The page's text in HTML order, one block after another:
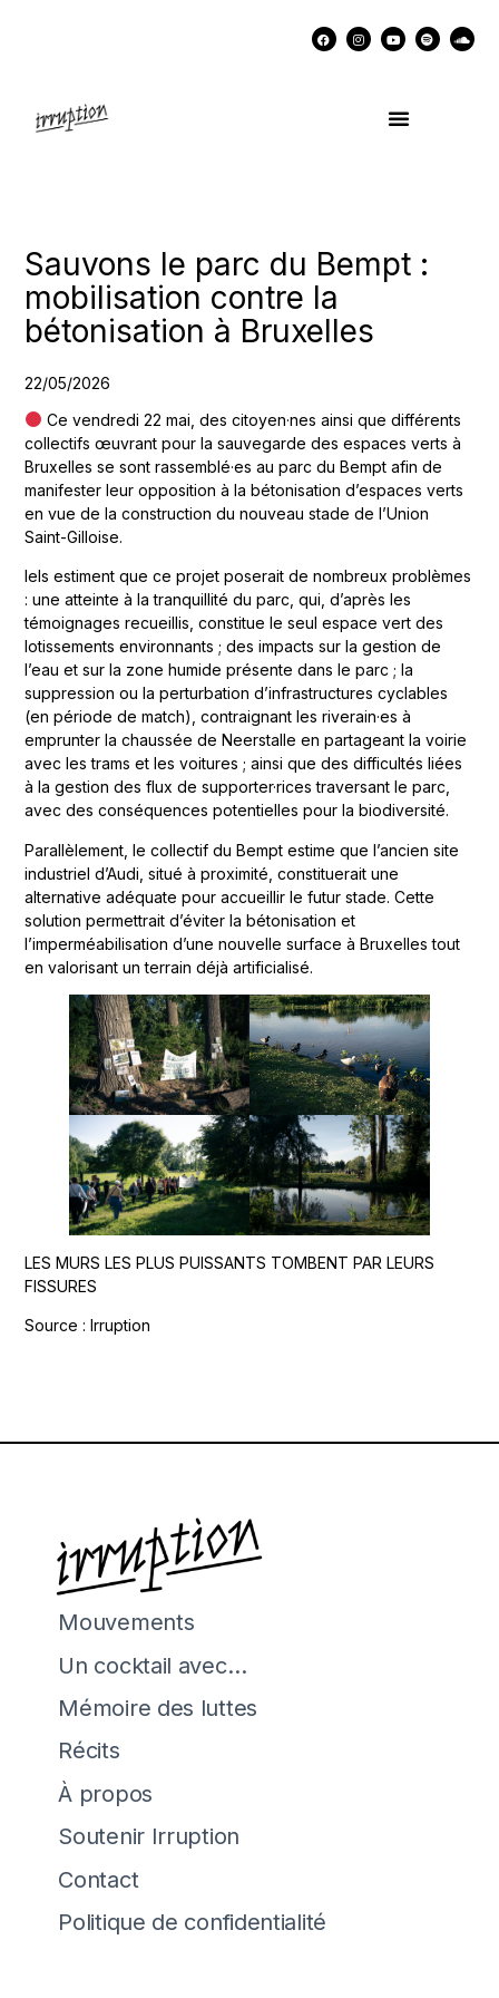
Sauvons le parc du Bempt :
mobilisation contre la
bétonisation à Bruxelles
22/05/2026
Ce vendredi 22 mai, des citoyen·nes ainsi que différents
collectifs œuvrant pour la sauvegarde des espaces verts à
Bruxelles se sont rassemblé·es au parc du Bempt afin de
manifester leur opposition à la bétonisation d’espaces verts
en vue de la construction du nouveau stade de l’Union
Saint-Gilloise.
Iels estiment que ce projet poserait de nombreux problèmes
: une atteinte à la tranquillité du parc, qui, d’après les
témoignages recueillis, constitue le seul espace vert des
lotissements environnants ; des impacts sur la gestion de
l’eau et sur la zone humide présente dans le parc ; la
suppression ou la perturbation d’infrastructures cyclables
(en période de match), contraignant les riverain·es à
emprunter la chaussée de Neerstalle en partageant la voirie
avec les trams et les voitures ; ainsi que des difficultés liées
à la gestion des flux de supporter·rices traversant le parc,
avec des conséquences potentielles pour la biodiversité.
Parallèlement, le collectif du Bempt estime que l’ancien site
industriel d’Audi, situé à proximité, constituerait une
alternative adéquate pour accueillir le futur stade. Cette
solution permettrait d’éviter la bétonisation et
l’imperméabilisation d’une nouvelle surface à Bruxelles tout
en valorisant un terrain déjà artificialisé.
LES MURS LES PLUS PUISSANTS TOMBENT PAR LEURS
FISSURES
Source : Irruption
Mouvements
Un cocktail avec…
Mémoire des luttes
Récits
À propos
Soutenir Irruption
Contact
Politique de confidentialité